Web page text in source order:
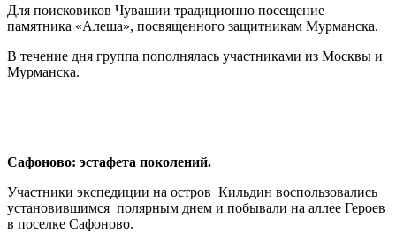
Для поисковиков Чувашии традиционно посещение
памятника «Алеша», посвященного защитникам Мурманска.
В течение дня группа пополнялась участниками из Москвы и
Мурманска.
Сафоново: эстафета поколений.
Участники экспедиции на остров Кильдин воспользовались
установившимся полярным днем и побывали на аллее Героев
в поселке Сафоново.